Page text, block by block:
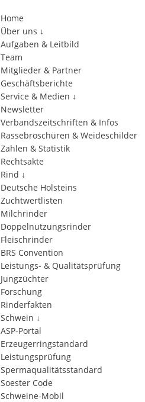
Home
Über uns ↓
Aufgaben & Leitbild
Team
Mitglieder & Partner
Geschäftsberichte
Service & Medien ↓
Newsletter
Verbandszeitschriften & Infos
Rassebroschüren & Weideschilder
Zahlen & Statistik
Rechtsakte
Rind ↓
Deutsche Holsteins
Zuchtwertlisten
Milchrinder
Doppelnutzungsrinder
Fleischrinder
BRS Convention
Leistungs- & Qualitätsprüfung
Jungzüchter
Forschung
Rinderfakten
Schwein ↓
ASP-Portal
Erzeugerringstandard
Leistungsprüfung
Spermaqualitätsstandard
Soester Code
Schweine-Mobil